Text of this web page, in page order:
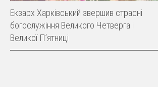
Екзарх Харківський звершив страсні
богослужіння Великого Четверга і
Великої Пʼятниці